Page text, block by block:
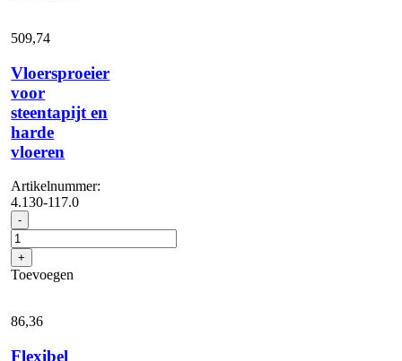
spuit-/zuigpistool
voor
aantal
509,74
Vloersproeier
voor
steentapijt en
harde
vloeren
Artikelnummer:
4.130-117.0
- Vloersproeier
voor
steentapijt
en
harde
aantal
+
Toevoegen
86,36
Flexibel